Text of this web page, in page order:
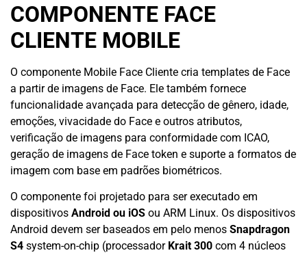
COMPONENTE FACE
CLIENTE MOBILE
O componente Mobile Face Cliente cria templates de Face
a partir de imagens de Face. Ele também fornece
funcionalidade avançada para detecção de gênero, idade,
emoções, vivacidade do Face e outros atributos,
verificação de imagens para conformidade com ICAO,
geração de imagens de Face token e suporte a formatos de
imagem com base em padrões biométricos.
O componente foi projetado para ser executado em
dispositivos Android ou iOS ou ARM Linux. Os dispositivos
Android devem ser baseados em pelo menos Snapdragon
S4 system-on-chip (processador Krait 300 com 4 núcleos